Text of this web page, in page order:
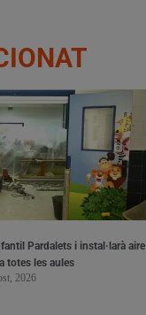
Pardalets i instal·larà aire
totes les aules
2026